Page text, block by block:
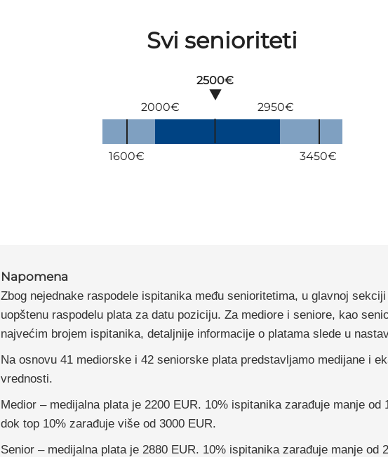
Svi senioriteti
1600€ 3450€
2500€
2000€
2950€
Napomena
Zbog nejednake raspodele ispitanika među senioritetima, u glavnoj
uopštenu raspodelu plata za datu poziciju. Za mediore i seniore, kao
najvećim brojem ispitanika, detaljnije informacije o platama slede u
Na osnovu 41 mediorske i 42 seniorske plata predstavljamo medijane i
vrednosti.
Medior – medijalna plata je 2200 EUR. 10% ispitanika zarađuje manje od
dok top 10% zarađuje više od 3000 EUR.
Senior – medijalna plata je 2880 EUR. 10% ispitanika zarađuje manje od